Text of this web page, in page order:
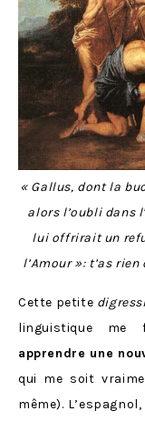
« Gallus, dont la
alors l’oubli dans
lui offrirait un
l’Amour »: t’as
Cette petite
linguistique me
apprendre une
qui me soit
même).